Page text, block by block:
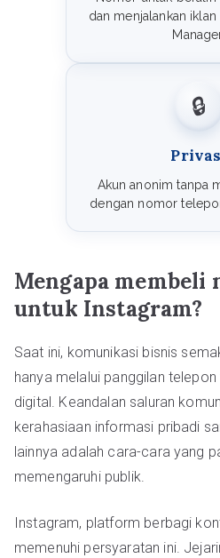
dan menjalankan
🔒
Akun anonim tanpa
dengan nomor
Mengapa
untuk Instagram?
Saat ini, komunikasi bisnis
hanya melalui panggilan
digital. Keandalan saluran
kerahasiaan informasi pribadi
lainnya adalah cara-cara yang
memengaruhi publik.
Instagram, platform berbagi
memenuhi persyaratan ini.